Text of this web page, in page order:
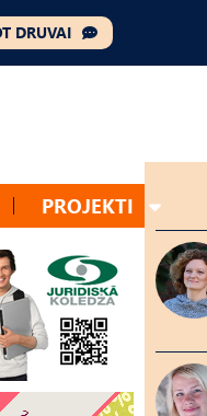
DRUVAI
PROJEKTI